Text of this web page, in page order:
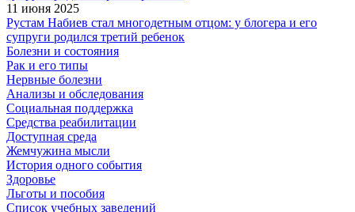
11 июня 2025
Рустам Набиев стал многодетным отцом: у блогера и его
супруги родился третий ребенок
Болезни и состояния
Рак и его типы
Нервные болезни
Анализы и обследования
Социальная поддержка
Средства реабилитации
Доступная среда
Жемчужина мысли
История одного события
Здоровье
Льготы и пособия
Список учебных заведений